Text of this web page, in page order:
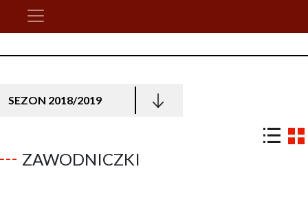
SEZON 2018/2019
ZAWODNICZKI